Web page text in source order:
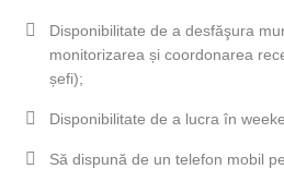
Disponibilitate de a desfăşura
monitorizarea și coordonarea
șefi);
Disponibilitate de a lucra în
Să dispună de un telefon mobil